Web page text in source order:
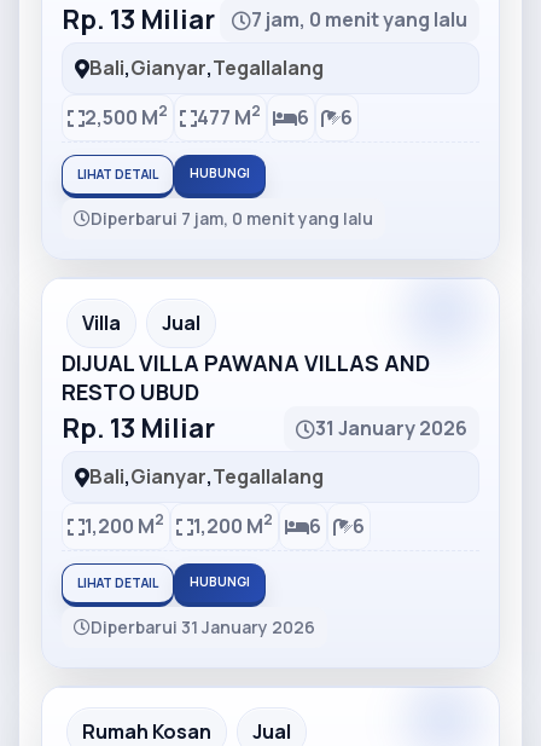
Rp. 13 Miliar
7 jam, 0 menit yang lalu
Bali,Gianyar,Tegallalang
2,500 M2 477 M2 6 6
LIHAT DETAIL HUBUNGI
Diperbarui 7 jam, 0 menit yang lalu
Partner Ad
Villa Jual
DIJUAL VILLA PAWANA VILLAS AND
RESTO UBUD
Rp. 13 Miliar
31 January 2026
Bali,Gianyar,Tegallalang
1,200 M2 1,200 M2 6 6
LIHAT DETAIL HUBUNGI
Diperbarui 31 January 2026
Partner Ad
Rumah Kosan Jual